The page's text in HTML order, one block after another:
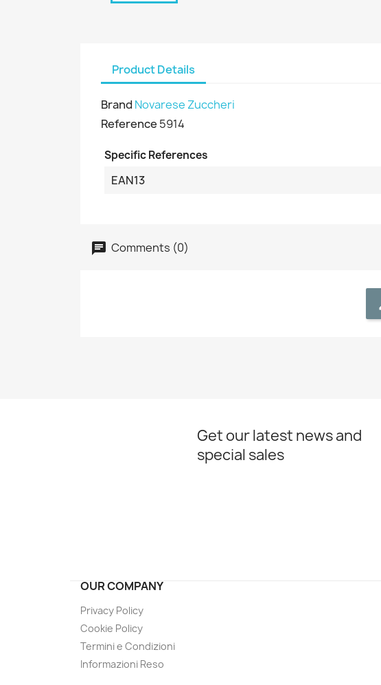
Product Details
Brand Novarese Zuccheri
Reference 5914
Specific References
EAN13
Comments (0)
Get our latest news and
special sales
OUR COMPANY
Privacy Policy
Cookie Policy
Termini e Condizioni
Informazioni Reso